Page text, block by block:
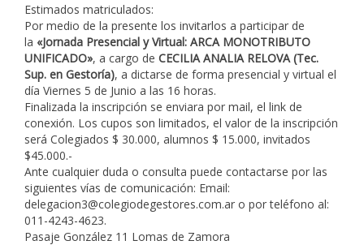
Estimados matriculados:
Por medio de la presente los invitarlos a participar de
la «Jornada Presencial y Virtual: ARCA MONOTRIBUTO
UNIFICADO», a cargo de CECILIA ANALIA RELOVA (Tec.
Sup. en Gestoría), a dictarse de forma presencial y virtual el
día Viernes 5 de Junio a las 16 horas.
Finalizada la inscripción se enviara por mail, el link de
conexión. Los cupos son limitados, el valor de la inscripción
será Colegiados $ 30.000, alumnos $ 15.000, invitados
$45.000.-
Ante cualquier duda o consulta puede contactarse por las
siguientes vías de comunicación: Email:
delegacion3@colegiodegestores.com.ar o por teléfono al:
011-4243-4623.
Pasaje González 11 Lomas de Zamora